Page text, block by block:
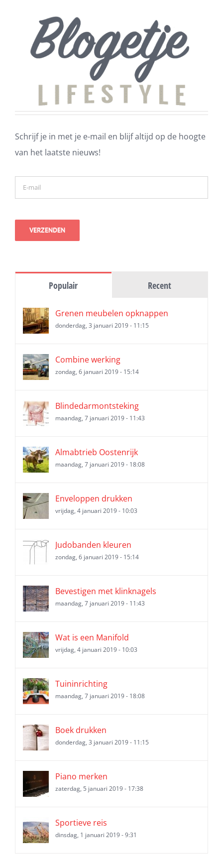
Schrijf je in met je e-mail en blijf altijd op de hoogte
van het laatste nieuws!
Populair Recent
Grenen meubelen opknappen
donderdag, 3 januari 2019 - 11:15
Combine werking
zondag, 6 januari 2019 - 15:14
Blindedarmontsteking
maandag, 7 januari 2019 - 11:43
Almabtrieb Oostenrijk
maandag, 7 januari 2019 - 18:08
Enveloppen drukken
vrijdag, 4 januari 2019 - 10:03
Judobanden kleuren
zondag, 6 januari 2019 - 15:14
Bevestigen met klinknagels
maandag, 7 januari 2019 - 11:43
Wat is een Manifold
vrijdag, 4 januari 2019 - 10:03
Tuininrichting
maandag, 7 januari 2019 - 18:08
Boek drukken
donderdag, 3 januari 2019 - 11:15
Piano merken
zaterdag, 5 januari 2019 - 17:38
Sportieve reis
dinsdag, 1 januari 2019 - 9:31